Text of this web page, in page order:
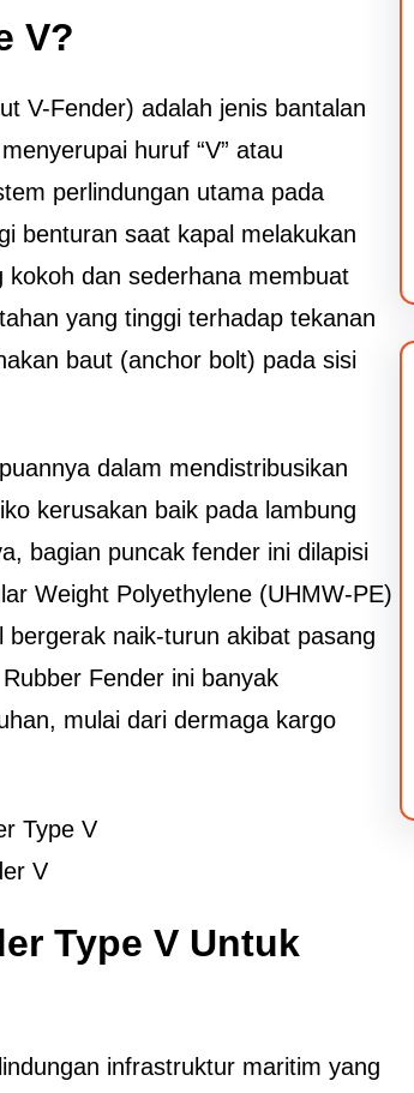
V?
V-Fender) adalah jenis bantalan
huruf “V” atau
perlindungan utama pada
benturan saat kapal melakukan
dan sederhana membuat
yang tinggi terhadap tekanan
baut (anchor bolt) pada sisi
dalam mendistribusikan
kerusakan baik pada lambung
bagian puncak fender ini dilapisi
Weight Polyethylene (UHMW-PE)
naik-turun akibat pasang
Fender ini banyak
mulai dari dermaga kargo
V
Type V Untuk
infrastruktur maritim yang